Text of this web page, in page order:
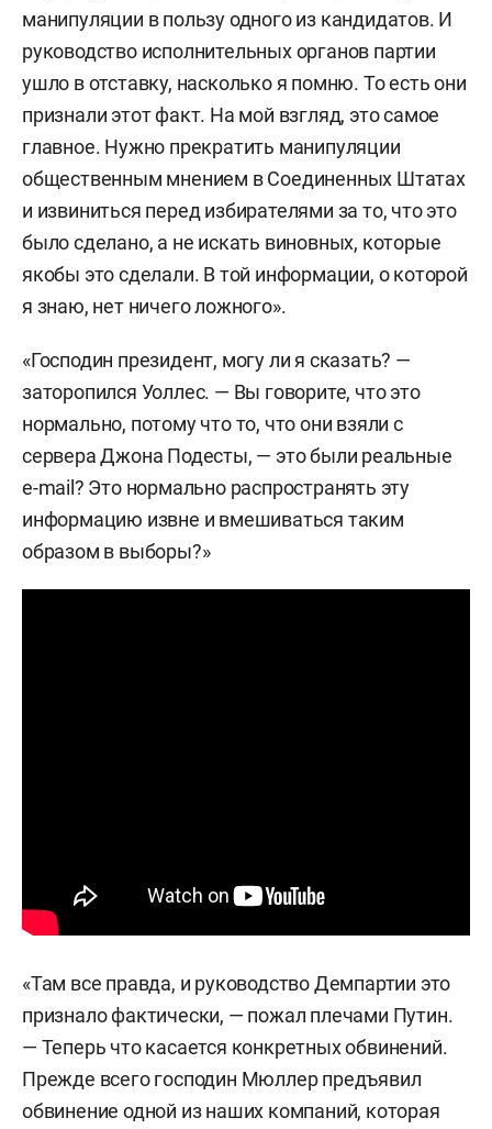
манипуляции в пользу одного из кандидатов. И
руководство исполнительных органов партии
ушло в отставку, насколько я помню. То есть они
признали этот факт. На мой взгляд, это самое
главное. Нужно прекратить манипуляции
общественным мнением в Соединенных Штатах
и извиниться перед избирателями за то, что это
было сделано, а не искать виновных, которые
якобы это сделали. В той информации, о которой
я знаю, нет ничего ложного».
«Господин президент, могу ли я сказать? —
заторопился Уоллес. — Вы говорите, что это
нормально, потому что то, что они взяли с
сервера Джона Подесты, — это были реальные
e-mail? Это нормально распространять эту
информацию извне и вмешиваться таким
образом в выборы?»
«Там все правда, и руководство Демпартии это
признало фактически, — пожал плечами Путин.
— Теперь что касается конкретных обвинений.
Прежде всего господин Мюллер предъявил
обвинение одной из наших компаний, которая